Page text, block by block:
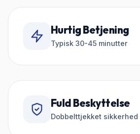
Hurtig Betjening
Typisk 30-45 minutter
Fuld Beskyttelse
Dobbelttjekket sikkerhed